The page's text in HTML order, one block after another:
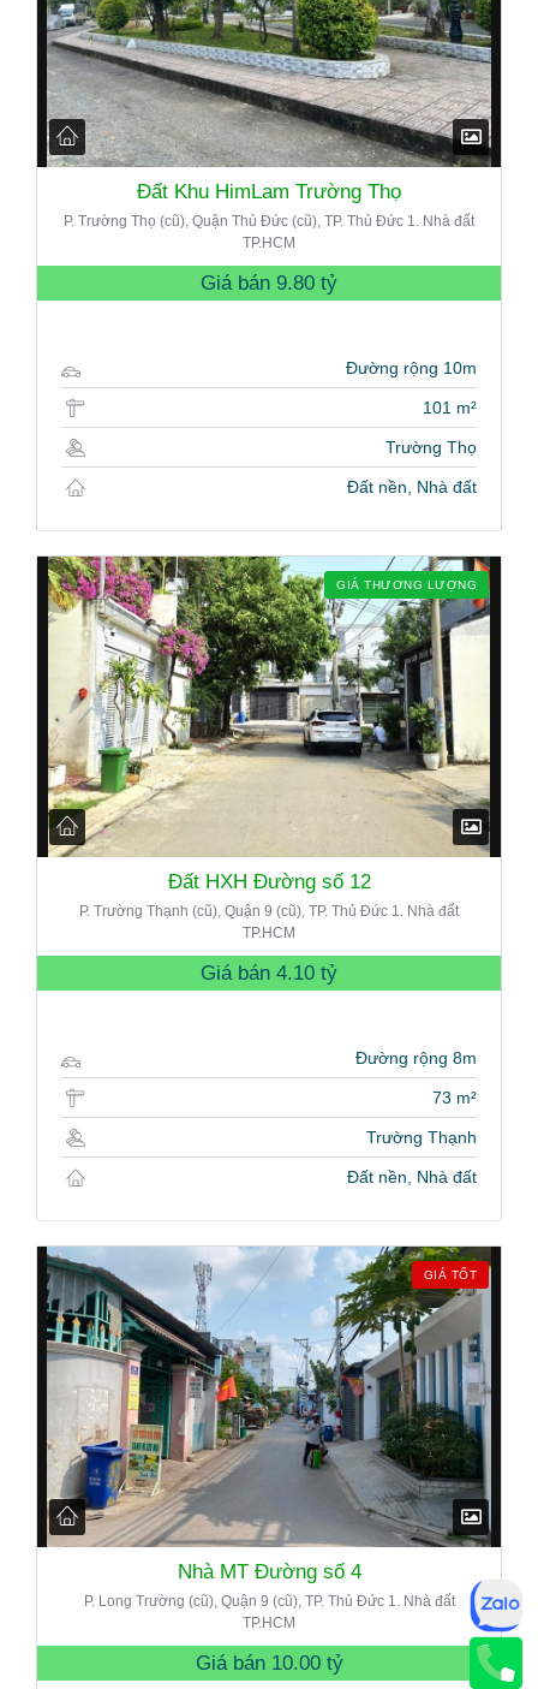
Đất Khu HimLam Trường Thọ
P. Trường Thọ (cũ), Quận Thủ Đức (cũ), TP. Thủ Đức 1. Nhà đất
TP.HCM
Giá bán 9.80 tỷ
Đường rộng 10m
101 m²
Trường Thọ
Đất nền, Nhà đất
GIÁ THƯƠNG LƯỢNG
Đất HXH Đường số 12
P. Trường Thạnh (cũ), Quận 9 (cũ), TP. Thủ Đức 1. Nhà đất
TP.HCM
Giá bán 4.10 tỷ
Đường rộng 8m
73 m²
Trường Thạnh
Đất nền, Nhà đất
GIÁ TỐT
Nhà MT Đường số 4
P. Long Trường (cũ), Quận 9 (cũ), TP. Thủ Đức 1. Nhà đất
TP.HCM
Giá bán 10.00 tỷ